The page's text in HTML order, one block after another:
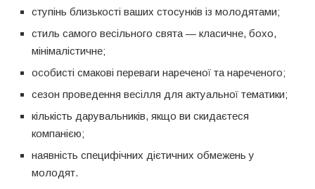
ступінь близькості ваших стосунків із молодятами;
стиль самого весільного свята — класичне, бохо,
мінімалістичне;
особисті смакові переваги нареченої та нареченого;
сезон проведення весілля для актуальної тематики;
кількість дарувальників, якщо ви скидаєтеся
компанією;
наявність специфічних дієтичних обмежень у
молодят.